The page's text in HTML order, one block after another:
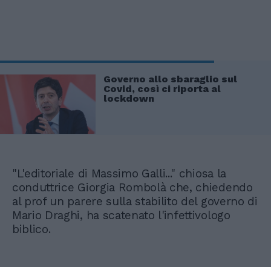
Governo allo sbaraglio sul
Covid, così ci riporta al
lockdown
"L'editoriale di Massimo Galli..." chiosa la
conduttrice Giorgia Rombolà che, chiedendo
al prof un parere sulla stabilito del governo di
Mario Draghi, ha scatenato l'infettivologo
biblico.